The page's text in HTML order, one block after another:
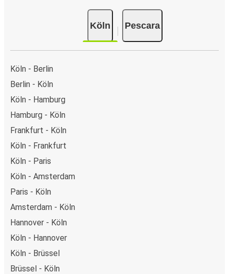
Köln Pescara
Köln - Berlin
Berlin - Köln
Köln - Hamburg
Hamburg - Köln
Frankfurt - Köln
Köln - Frankfurt
Köln - Paris
Köln - Amsterdam
Paris - Köln
Amsterdam - Köln
Hannover - Köln
Köln - Hannover
Köln - Brüssel
Brüssel - Köln